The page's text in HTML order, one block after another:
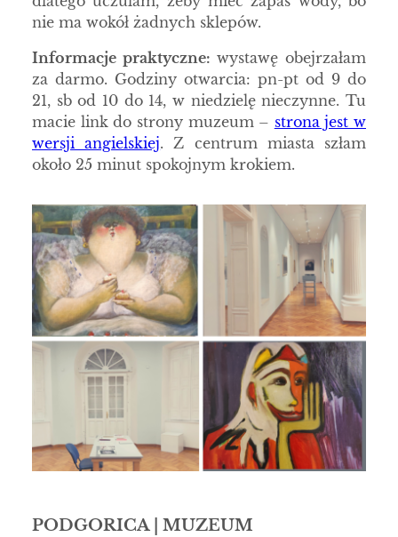
nie ma wokół żadnych sklepów.
Informacje praktyczne: wystawę obejrzałam
za darmo. Godziny otwarcia: pn-pt od 9 do
21, sb od 10 do 14, w niedzielę nieczynne. Tu
macie link do strony muzeum – strona jest w
wersji angielskiej. Z centrum miasta szłam
około 25 minut spokojnym krokiem.
PODGORICA | MUZEUM